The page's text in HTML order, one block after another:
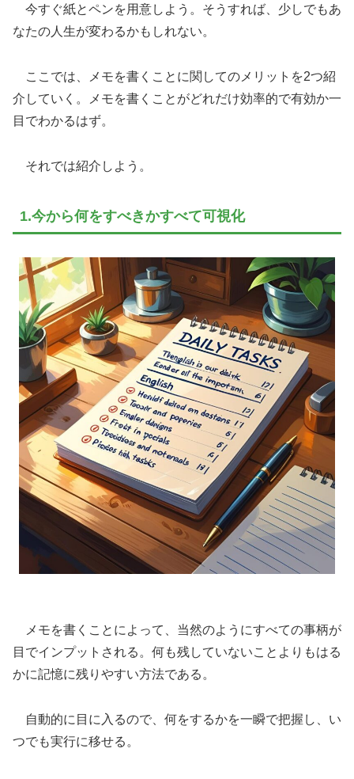
今すぐ紙とペンを用意しよう。そうすれば、少しでもあ
なたの人生が変わるかもしれない。
ここでは、メモを書くことに関してのメリットを2つ紹
介していく。メモを書くことがどれだけ効率的で有効か一
目でわかるはず。
それでは紹介しよう。
1.今から何をすべきかすべて可視化
メモを書くことによって、当然のようにすべての事柄が
目でインプットされる。何も残していないことよりもはる
かに記憶に残りやすい方法である。
自動的に目に入るので、何をするかを一瞬で把握し、い
つでも実行に移せる。